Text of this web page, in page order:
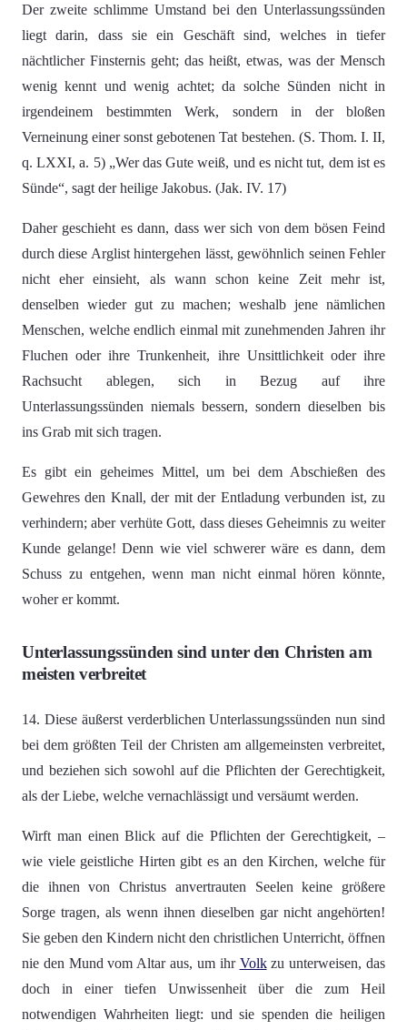
Der zweite schlimme Umstand bei den Unterlassungssünden
liegt darin, dass sie ein Geschäft sind, welches in tiefer
nächtlicher Finsternis geht; das heißt, etwas, was der Mensch
wenig kennt und wenig achtet; da solche Sünden nicht in
irgendeinem bestimmten Werk, sondern in der bloßen
Verneinung einer sonst gebotenen Tat bestehen. (S. Thom. I. II,
q. LXXI, a. 5) „Wer das Gute weiß, und es nicht tut, dem ist es
Sünde“, sagt der heilige Jakobus. (Jak. IV. 17)
Daher geschieht es dann, dass wer sich von dem bösen Feind
durch diese Arglist hintergehen lässt, gewöhnlich seinen Fehler
nicht eher einsieht, als wann schon keine Zeit mehr ist,
denselben wieder gut zu machen; weshalb jene nämlichen
Menschen, welche endlich einmal mit zunehmenden Jahren ihr
Fluchen oder ihre Trunkenheit, ihre Unsittlichkeit oder ihre
Rachsucht ablegen, sich in Bezug auf ihre
Unterlassungssünden niemals bessern, sondern dieselben bis
ins Grab mit sich tragen.
Es gibt ein geheimes Mittel, um bei dem Abschießen des
Gewehres den Knall, der mit der Entladung verbunden ist, zu
verhindern; aber verhüte Gott, dass dieses Geheimnis zu weiter
Kunde gelange! Denn wie viel schwerer wäre es dann, dem
Schuss zu entgehen, wenn man nicht einmal hören könnte,
woher er kommt.
Unterlassungssünden sind unter den Christen am
meisten verbreitet
14. Diese äußerst verderblichen Unterlassungssünden nun sind
bei dem größten Teil der Christen am allgemeinsten verbreitet,
und beziehen sich sowohl auf die Pflichten der Gerechtigkeit,
als der Liebe, welche vernachlässigt und versäumt werden.
Wirft man einen Blick auf die Pflichten der Gerechtigkeit, –
wie viele geistliche Hirten gibt es an den Kirchen, welche für
die ihnen von Christus anvertrauten Seelen keine größere
Sorge tragen, als wenn ihnen dieselben gar nicht angehörten!
Sie geben den Kindern nicht den christlichen Unterricht, öffnen
nie den Mund vom Altar aus, um ihr Volkzu unterweisen, das
doch in einer tiefen Unwissenheit über die zum Heil
notwendigen Wahrheiten liegt: und sie spenden die heiligen